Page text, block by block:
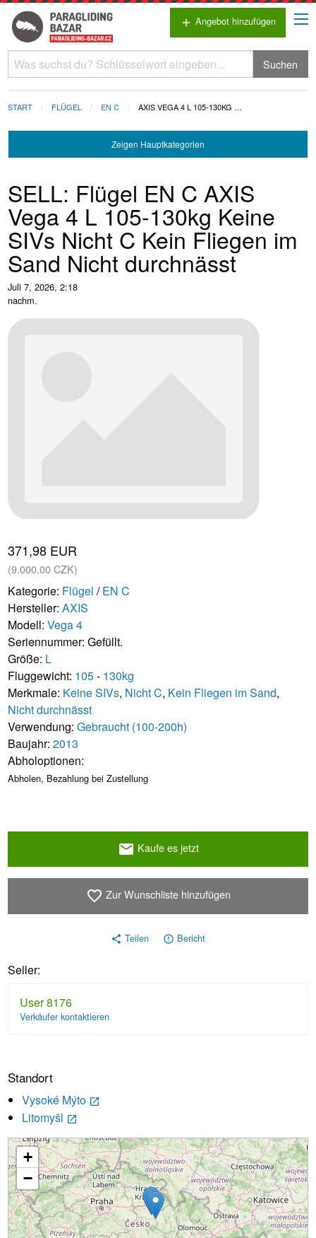
add Angebot hinzufügen
Suchen
START FLÜGEL EN C AXIS VEGA 4 L 105-130KG …
Zeigen Hauptkategorien
SELL: Flügel EN C AXIS
Vega 4 L 105-130kg Keine
SIVs Nicht C Kein Fliegen im
Sand Nicht durchnässt
Juli 7, 2026, 2:18
nachm.
371,98 EUR
(9.000,00 CZK)
Kategorie: Flügel /EN C
Hersteller:AXIS
Modell:Vega 4
Seriennummer: Gefüllt.
Größe: L
Fluggewicht: 105- 130kg
Merkmale: Keine SIVs, Nicht C, Kein Fliegen im Sand,
Nicht durchnässt
Verwendung:Gebraucht (100-200h)
Baujahr:2013
Abholoptionen:
Abholen, Bezahlung bei Zustellung
email Kaufe es jetzt
favorite_border Zur Wunschliste hinzufügen
share Teilen error_outline Bericht
Seller:
User 8176
Verkäufer kontaktieren
Standort
Vysoké Mýto launch
Litomyšl launch
Wird geladen...
+
−